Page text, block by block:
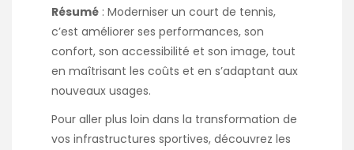
Résumé : Moderniser un court de tennis,
c’est améliorer ses performances, son
confort, son accessibilité et son image, tout
en maîtrisant les coûts et en s’adaptant aux
nouveaux usages.
Pour aller plus loin dans la transformation de
vos infrastructures sportives, découvrez les